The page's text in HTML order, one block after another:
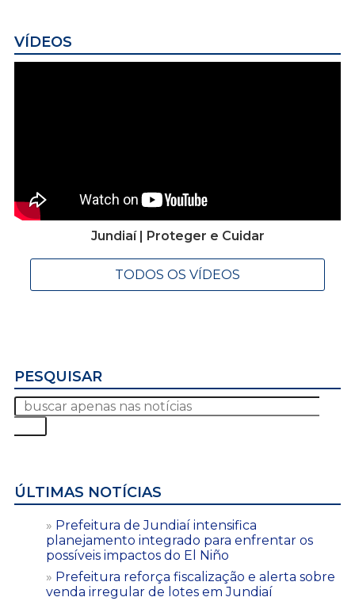
VÍDEOS
Jundiaí | Proteger e Cuidar
TODOS OS VÍDEOS
PESQUISAR
ÚLTIMAS NOTÍCIAS
Prefeitura de Jundiaí intensifica
planejamento integrado para enfrentar os
possíveis impactos do El Niño
Prefeitura reforça fiscalização e alerta sobre
venda irregular de lotes em Jundiaí